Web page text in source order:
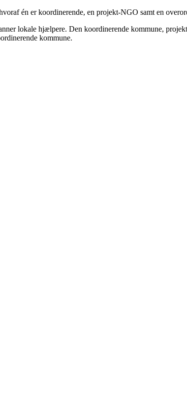
én er koordinerende, en projekt-NGO samt en
lokale hjælpere. Den koordinerende kommune,
kommune.